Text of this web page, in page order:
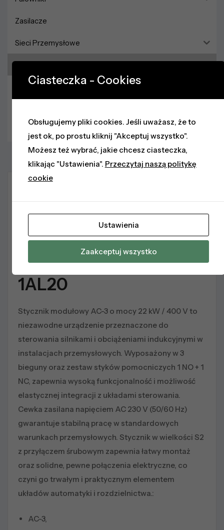
Zasilacze
Sieci Przemysłowe
silnikowe 3-biegunowe
Opis produktu Parametry O
Opis techniczny
stycznik 3RT2036-
1AL20
Stycznik modułowy AC-3 o mocy 22 kW / 400 V to
niezawodne urządzenie przeznaczone do
sterowania silnikami i obciążeniami indukcyjnymi w
instalacjach przemysłowych. Wyposażony w 3
bieguny oraz zestaw styków pomocniczych 1 NO + 1
NC, zapewnia wysoką funkcjonalność i możliwość
elastycznej integracji z układami sterowania.
Cewka zasilana napięciem AC 230 V (50/60 Hz)
gwarantuje stabilną pracę w standardowych
warunkach przemysłowych. Stycznik w wielkości S2
z przyłączem śrubowym zapewnia łatwy montaż
oraz solidne, pewne połączenia elektryczne, co
czyni go trwałym i praktycznym elementem
układów automatyki i rozdzielnictwa.:
AC-3,
Ciasteczka - Cookies
Obsługujemy pliki cookies. Jeśli uważasz, że to
jest ok, po prostu kliknij "Akceptuj wszystko".
Możesz też wybrać, jakie chcesz ciasteczka,
klikając "Ustawienia". Przeczytaj naszą politykę
cookie
Ustawienia
Zaakceptuj wszystko